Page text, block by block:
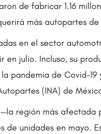
de fabricar 1.16
más autopartes
en el sector
en julio. Incluso, su
pandemia de Covid-
(INA) de
región más afectada
de unidades en mayo.